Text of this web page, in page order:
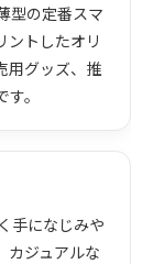
型の定番スマ
ントしたオリ
用グッズ、推
。
手になじみや
カジュアルな